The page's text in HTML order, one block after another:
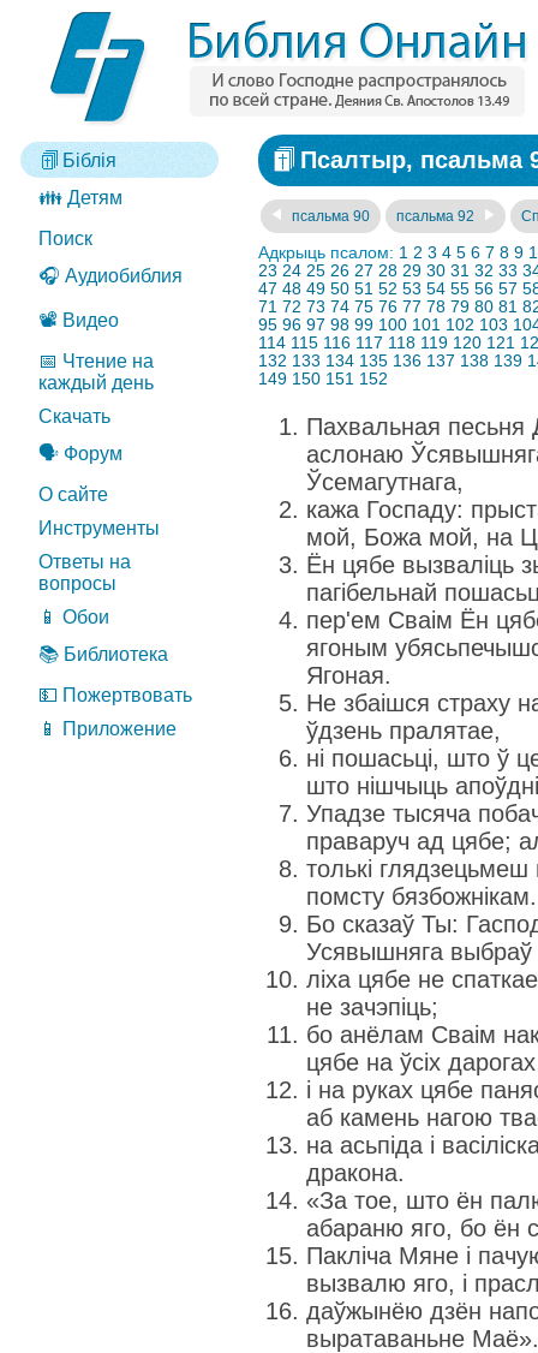
Біблія
👪 Детям
Поиск
🎧 Аудиобиблия
📽️ Видео
📅 Чтение на
каждый день
Скачать
🗣️ Форум
О сайте
Инструменты
Ответы на
вопросы
📱 Обои
📚 Библиотека
💵 Пожертвовать
📱 Приложение
Псалтыр, псальма
псальма 90 псальма 92
Адкрыць псалом: 1 2 3 4 5 6 7 8 9
23 24 25 26 27 28 29 30 31 32 33
47 48 49 50 51 52 53 54 55 56 57
71 72 73 74 75 76 77 78 79 80 81
95 96 97 98 99 100 101 102 103
114 115 116 117 118 119 120 121
132 133 134 135 136 137 138 139
149 150 151 152
Пахвальная песьня
аслонаю
Ўсемагутнага,
кажа Госпаду:
мой, Божа мой, на
Ён цябе вызваліць
пагібельнай
пер'ем Сваім Ён
ягоным
Ягоная.
Не збаішся страху
ўдзень пралятае,
ні пошасьці, што ў
што нішчыць
Упадзе тысяча
праваруч ад цябе;
толькі
помсту бязбожнікам.
Бо сказаў Ты:
Усявышняга выбраў
ліха цябе не
не зачэпіць;
бо анёлам Сваім
цябе на ўсіх дарогах
і на руках цябе
аб камень нагою
на асьпіда і
дракона.
«За тое, што ён
абараню яго, бо ён
Пакліча Мяне і
вызвалю яго, і
даўжынёю дзён
выратаваньне Маё».